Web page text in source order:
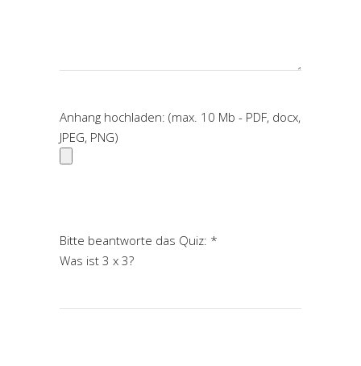
Anhang hochladen: (max. 10 Mb - PDF, docx,
JPEG, PNG)
Bitte beantworte das Quiz: *
Was ist 3 x 3?